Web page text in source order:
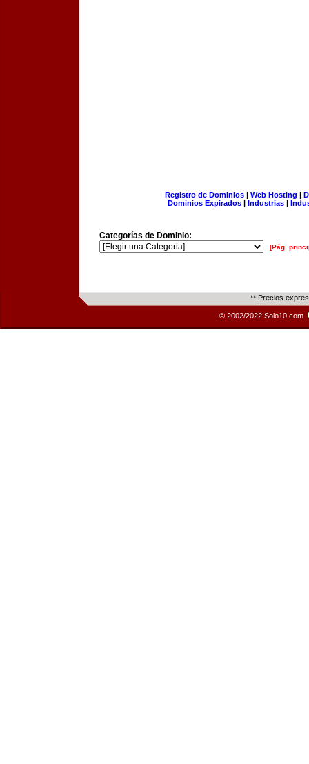
Registro de Dominios| Web Hosting |
Dominios Expirados | Industrias |
Categorías de Dominio:
[Pág.
** Precios
© 2002/2022 Solo10.com